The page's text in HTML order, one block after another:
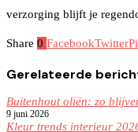
verzorging blijft je
Share 0 FacebookTwitter
Gerelateerde
Buitenhout oliën: zo
9 juni 2026
Kleur trends interieur